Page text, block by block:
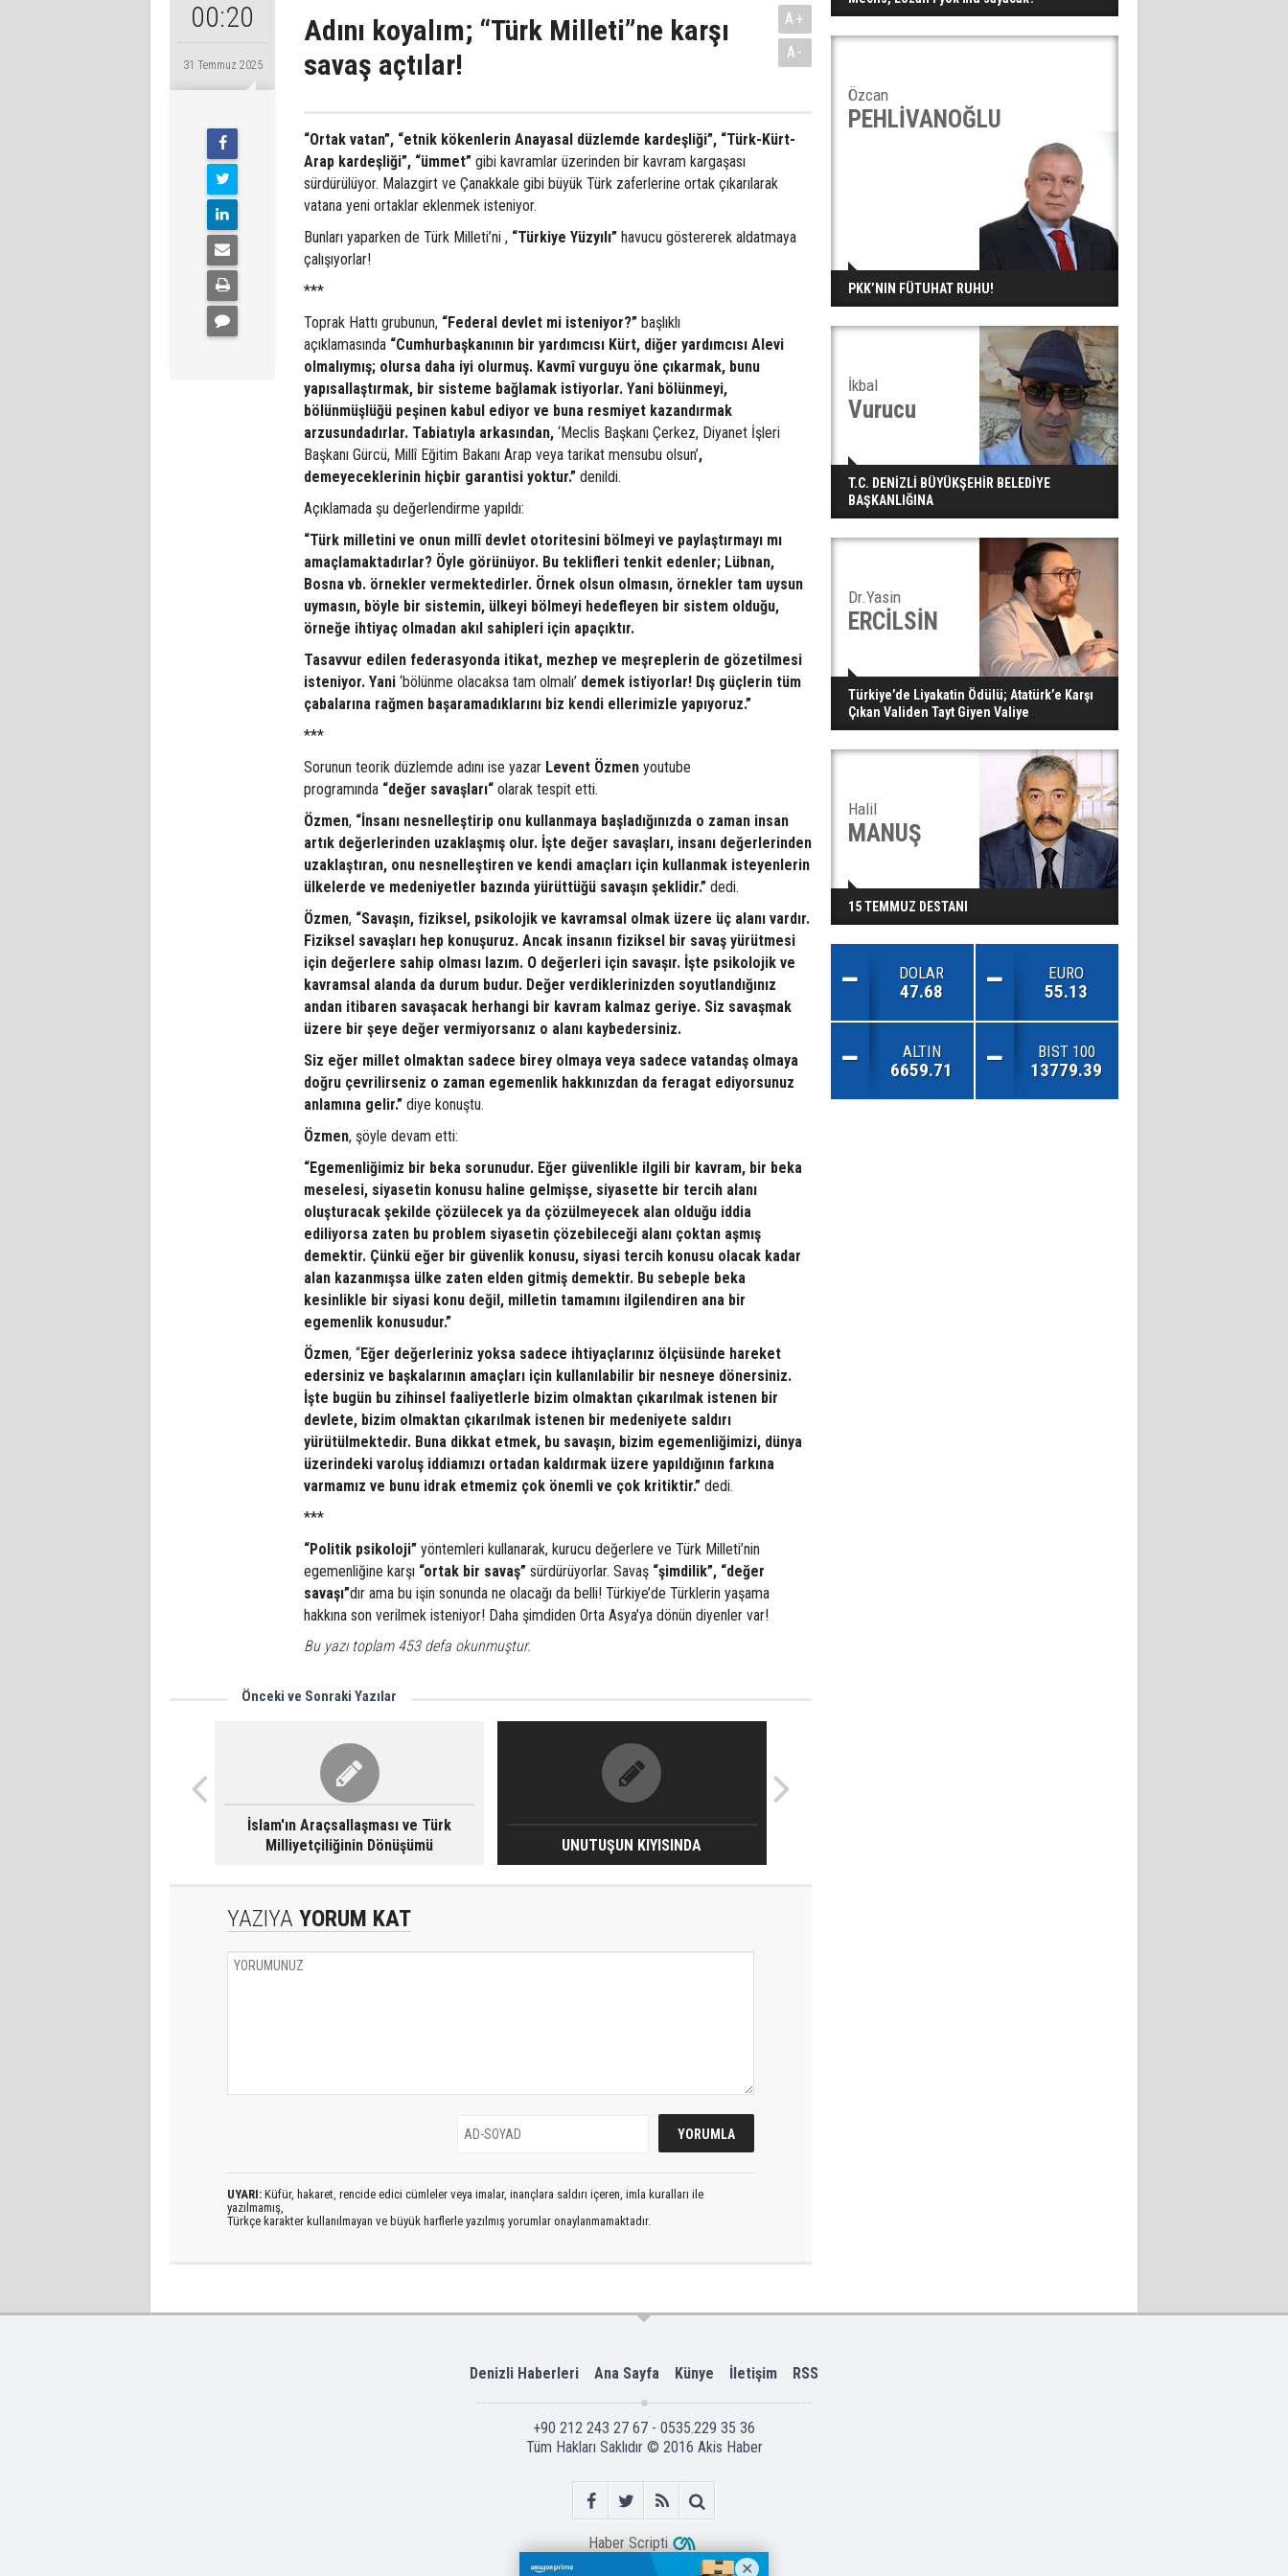
00:20
31 Temmuz 2025
Adını koyalım; “Türk Milleti”ne karşı
savaş açtılar!
A+
A-
“Ortak vatan”, “etnik kökenlerin Anayasal düzlemde kardeşliği”, “Türk-Kürt-
Arap kardeşliği”, “ümmet” gibi kavramlar üzerinden bir kavram kargaşası
sürdürülüyor. Malazgirt ve Çanakkale gibi büyük Türk zaferlerine ortak çıkarılarak
vatana yeni ortaklar eklenmek isteniyor.
Bunları yaparken de Türk Milleti’ni , “Türkiye Yüzyılı” havucu göstererek aldatmaya
çalışıyorlar!
***
Toprak Hattı grubunun, “Federal devlet mi isteniyor?” başlıklı
açıklamasında “Cumhurbaşkanının bir yardımcısı Kürt, diğer yardımcısı Alevi
olmalıymış; olursa daha iyi olurmuş. Kavmî vurguyu öne çıkarmak, bunu
yapısallaştırmak, bir sisteme bağlamak istiyorlar. Yani bölünmeyi,
bölünmüşlüğü peşinen kabul ediyor ve buna resmiyet kazandırmak
arzusundadırlar. Tabiatıyla arkasından, ‘Meclis Başkanı Çerkez, Diyanet İşleri
Başkanı Gürcü, Millî Eğitim Bakanı Arap veya tarikat mensubu olsun’,
demeyeceklerinin hiçbir garantisi yoktur.” denildi.
Açıklamada şu değerlendirme yapıldı:
“Türk milletini ve onun millî devlet otoritesini bölmeyi ve paylaştırmayı mı
amaçlamaktadırlar? Öyle görünüyor. Bu teklifleri tenkit edenler; Lübnan,
Bosna vb. örnekler vermektedirler. Örnek olsun olmasın, örnekler tam uysun
uymasın, böyle bir sistemin, ülkeyi bölmeyi hedefleyen bir sistem olduğu,
örneğe ihtiyaç olmadan akıl sahipleri için apaçıktır.
Tasavvur edilen federasyonda itikat, mezhep ve meşreplerin de gözetilmesi
isteniyor. Yani ‘bölünme olacaksa tam olmalı’ demek istiyorlar! Dış güçlerin tüm
çabalarına rağmen başaramadıklarını biz kendi ellerimizle yapıyoruz.”
***
Sorunun teorik düzlemde adını ise yazar Levent Özmen youtube
programında “değer savaşları“ olarak tespit etti.
Özmen, “İnsanı nesnelleştirip onu kullanmaya başladığınızda o zaman insan
artık değerlerinden uzaklaşmış olur. İşte değer savaşları, insanı değerlerinden
uzaklaştıran, onu nesnelleştiren ve kendi amaçları için kullanmak isteyenlerin
ülkelerde ve medeniyetler bazında yürüttüğü savaşın şeklidir.” dedi.
Özmen, “Savaşın, fiziksel, psikolojik ve kavramsal olmak üzere üç alanı vardır.
Fiziksel savaşları hep konuşuruz. Ancak insanın fiziksel bir savaş yürütmesi
için değerlere sahip olması lazım. O değerleri için savaşır. İşte psikolojik ve
kavramsal alanda da durum budur. Değer verdiklerinizden soyutlandığınız
andan itibaren savaşacak herhangi bir kavram kalmaz geriye. Siz savaşmak
üzere bir şeye değer vermiyorsanız o alanı kaybedersiniz.
Siz eğer millet olmaktan sadece birey olmaya veya sadece vatandaş olmaya
doğru çevrilirseniz o zaman egemenlik hakkınızdan da feragat ediyorsunuz
anlamına gelir.” diye konuştu.
Özmen, şöyle devam etti:
“Egemenliğimiz bir beka sorunudur. Eğer güvenlikle ilgili bir kavram, bir beka
meselesi, siyasetin konusu haline gelmişse, siyasette bir tercih alanı
oluşturacak şekilde çözülecek ya da çözülmeyecek alan olduğu iddia
ediliyorsa zaten bu problem siyasetin çözebileceği alanı çoktan aşmış
demektir. Çünkü eğer bir güvenlik konusu, siyasi tercih konusu olacak kadar
alan kazanmışsa ülke zaten elden gitmiş demektir. Bu sebeple beka
kesinlikle bir siyasi konu değil, milletin tamamını ilgilendiren ana bir
egemenlik konusudur.”
Özmen, “Eğer değerleriniz yoksa sadece ihtiyaçlarınız ölçüsünde hareket
edersiniz ve başkalarının amaçları için kullanılabilir bir nesneye dönersiniz.
İşte bugün bu zihinsel faaliyetlerle bizim olmaktan çıkarılmak istenen bir
devlete, bizim olmaktan çıkarılmak istenen bir medeniyete saldırı
yürütülmektedir. Buna dikkat etmek, bu savaşın, bizim egemenliğimizi, dünya
üzerindeki varoluş iddiamızı ortadan kaldırmak üzere yapıldığının farkına
varmamız ve bunu idrak etmemiz çok önemli ve çok kritiktir.” dedi.
***
“Politik psikoloji” yöntemleri kullanarak, kurucu değerlere ve Türk Milleti’nin
egemenliğine karşı “ortak bir savaş” sürdürüyorlar. Savaş “şimdilik”, “değer
savaşı”dır ama bu işin sonunda ne olacağı da belli! Türkiye’de Türklerin yaşama
hakkına son verilmek isteniyor! Daha şimdiden Orta Asya’ya dönün diyenler var!
Bu yazı toplam 453 defa okunmuştur.
Önceki ve Sonraki Yazılar
İslam'ın Araçsallaşması ve Türk
Milliyetçiliğinin Dönüşümü
UNUTUŞUN KIYISINDA
YAZIYA YORUM KAT
UYARI: Küfür, hakaret, rencide edici cümleler veya imalar, inançlara saldırı içeren, imla kuralları ile
yazılmamış,
Türkçe karakter kullanılmayan ve büyük harflerle yazılmış yorumlar onaylanmamaktadır.
Özcan
PEHLİVANOĞLU
PKK’NIN FÜTUHAT RUHU!
İkbal
Vurucu
T.C. DENİZLİ BÜYÜKŞEHİR BELEDİYE
BAŞKANLIĞINA
Dr.Yasin
ERCİLSİN
Türkiye’de Liyakatin Ödülü; Atatürk’e Karşı
Çıkan Validen Tayt Giyen Valiye
Halil
MANUŞ
15 TEMMUZ DESTANI
DOLAR
47.68
EURO
55.13
ALTIN
6659.71
BIST 100
13779.39
Denizli Haberleri Ana Sayfa Künye İletişim RSS
+90 212 243 27 67 - 0535.229 35 36
Tüm Hakları Saklıdır © 2016 Akis Haber
Haber Scripti